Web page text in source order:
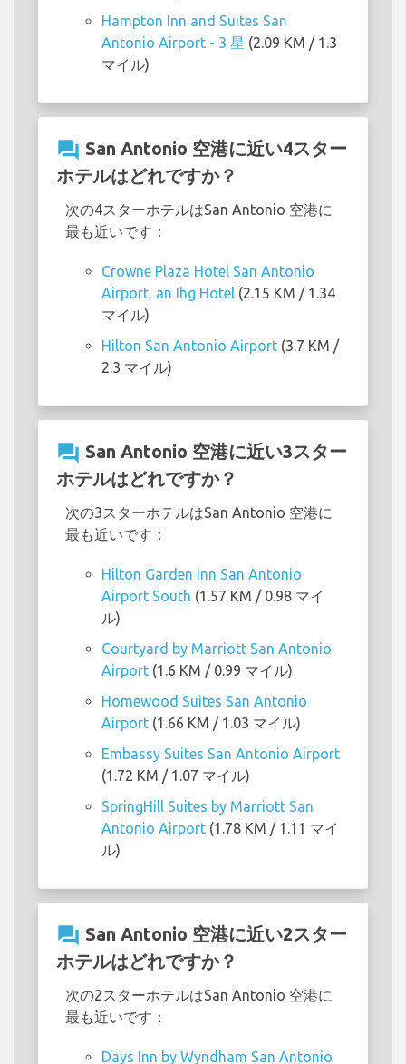
Hampton Inn and Suites San
Antonio Airport - 3 星 (2.09 KM / 1.3
マイル)
question_answer San Antonio 空港に近い4スター
ホテルはどれですか？
次の4スターホテルはSan Antonio 空港に
最も近いです：
Crowne Plaza Hotel San Antonio
Airport, an Ihg Hotel (2.15 KM / 1.34
マイル)
Hilton San Antonio Airport (3.7 KM /
2.3 マイル)
question_answer San Antonio 空港に近い3スター
ホテルはどれですか？
次の3スターホテルはSan Antonio 空港に
最も近いです：
Hilton Garden Inn San Antonio
Airport South (1.57 KM / 0.98 マイ
ル)
Courtyard by Marriott San Antonio
Airport (1.6 KM / 0.99 マイル)
Homewood Suites San Antonio
Airport (1.66 KM / 1.03 マイル)
Embassy Suites San Antonio Airport
(1.72 KM / 1.07 マイル)
SpringHill Suites by Marriott San
Antonio Airport (1.78 KM / 1.11 マイ
ル)
question_answer San Antonio 空港に近い2スター
ホテルはどれですか？
次の2スターホテルはSan Antonio 空港に
最も近いです：
Days Inn by Wyndham San Antonio